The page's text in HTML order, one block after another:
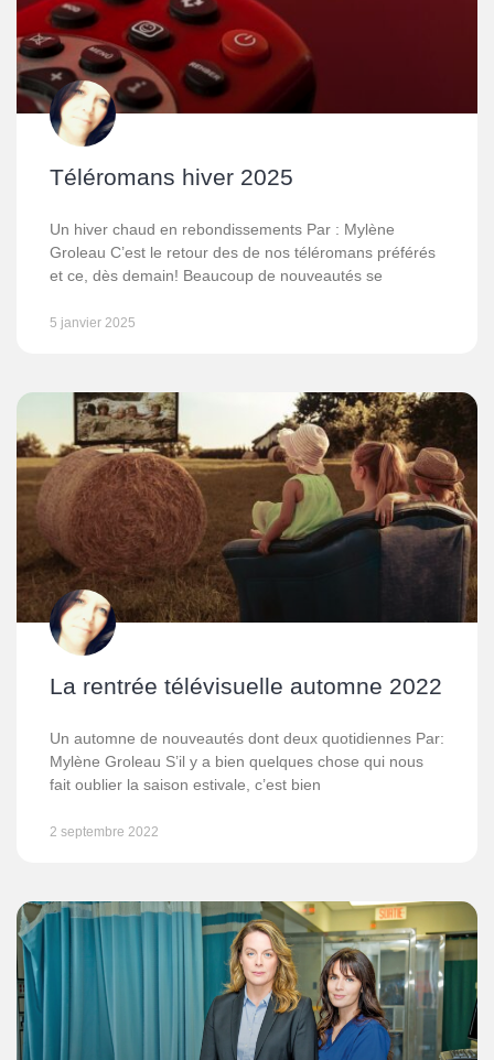
Téléromans hiver 2025
Un hiver chaud en rebondissements Par : Mylène
Groleau C’est le retour des de nos téléromans préférés
et ce, dès demain! Beaucoup de nouveautés se
5 janvier 2025
La rentrée télévisuelle automne 2022
Un automne de nouveautés dont deux quotidiennes Par:
Mylène Groleau S’il y a bien quelques chose qui nous
fait oublier la saison estivale, c’est bien
2 septembre 2022